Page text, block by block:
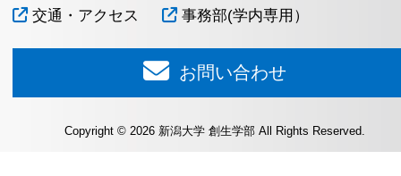
交通・アクセス 事務部(学内専用）
お問い合わせ
Copyright © 2026 新潟大学 創生学部 All Rights Reserved.